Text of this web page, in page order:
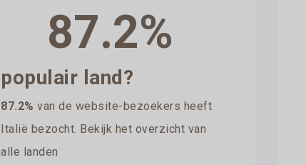
87.2%
populair land?
87.2% van de website-bezoekers heeft
Italië bezocht. Bekijk het overzicht van
alle landen